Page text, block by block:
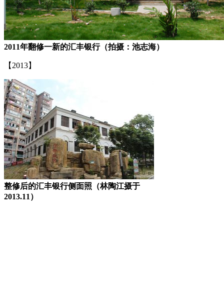
2011年翻修一新的汇丰银行（拍摄：池志海）
【2013】
整修后的汇丰银行侧面照（林陶江摄于
2013.11）